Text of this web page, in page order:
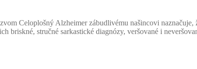
Celoplošný Alzheimer zábudlivému našincovi naznačuje,
briskné, stručné sarkastické diagnózy, veršované i